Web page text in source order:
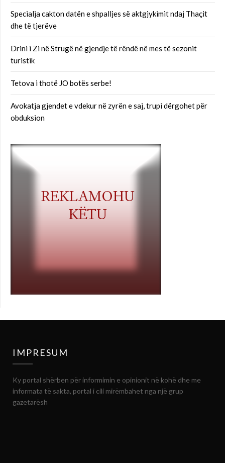
Specialja cakton datën e shpalljes së aktgjykimit ndaj Thaçit
dhe të tjerëve
Drini i Zi në Strugë në gjendje të rëndë në mes të sezonit
turistik
Tetova i thotë JO botës serbe!
Avokatja gjendet e vdekur në zyrën e saj, trupi dërgohet për
obduksion
IMPRESUM
Ky portal shërben për informimin e opinionit në kohë dhe me
informata të sakta, portal i cili mirëmbahet nga një grup
gazetarësh